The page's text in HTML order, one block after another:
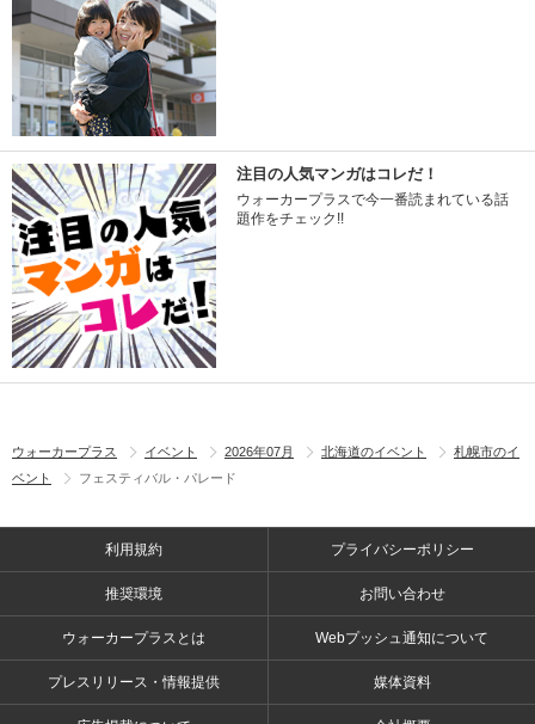
注目の人気マンガはコレだ！
ウォーカープラスで今一番読まれている話
題作をチェック!!
ウォーカープラス イベント 2026年07月 北海道のイベント
札幌市のイ
ベント
フェスティバル・パレード
利用規約 プライバシーポリシー
推奨環境 お問い合わせ
ウォーカープラスとは Webプッシュ通知について
プレスリリース・情報提供 媒体資料